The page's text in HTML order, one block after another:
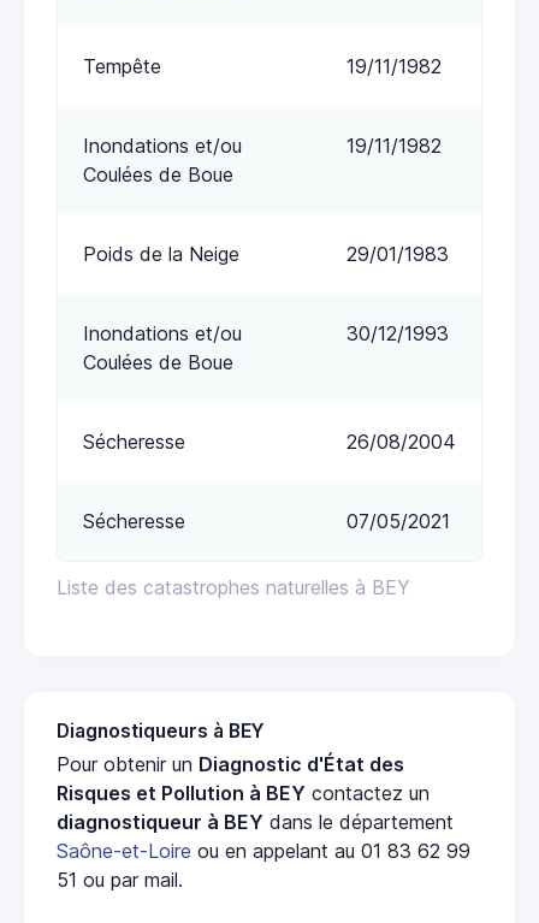
Liste des catastrophes naturelles à BEY
Tempête 19/11/1982
Inondations et/ou
Coulées de Boue
19/11/1982
Poids de la Neige 29/01/1983
Inondations et/ou
Coulées de Boue
30/12/1993
Sécheresse 26/08/2004
Sécheresse 07/05/2021
Diagnostiqueurs à BEY
Pour obtenir un Diagnostic d'État des
Risques et Pollution à BEY contactez un
diagnostiqueur à BEY dans le département
Saône-et-Loire ou en appelant au 01 83 62 99
51 ou par mail.